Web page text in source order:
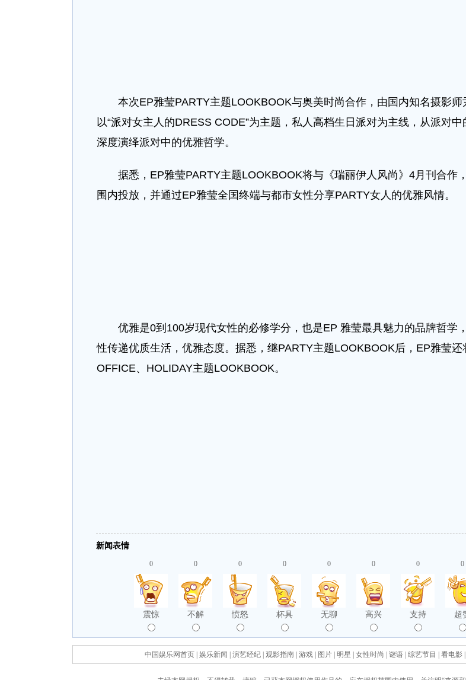
本次EP雅莹PARTY主题LOOKBOOK与奥美时尚合作，由国内知名摄影师
以“派对女主人的DRESS CODE”为主题，私人高档生日派对为主线，从派对中
深度演绎派对中的优雅哲学。
据悉，EP雅莹PARTY主题LOOKBOOK将与《瑞丽伊人风尚》4月刊合作
围内投放，并通过EP雅莹全国终端与都市女性分享PARTY女人的优雅风情。
优雅是0到100岁现代女性的必修学分，也是EP 雅莹最具魅力的品牌哲学
性传递优质生活，优雅态度。据悉，继PARTY主题LOOKBOOK后，EP雅莹还
OFFICE、HOLIDAY主题LOOKBOOK。
新闻表情
0
震惊
0
不解
0
愤怒
0
杯具
0
无聊
0
高兴
0
支持
0
超
中国娱乐网首页| 娱乐新闻 演艺经纪| 观影指南| 游戏| 图片| 明星 女性时尚 谜语| 综艺节目 看电影|